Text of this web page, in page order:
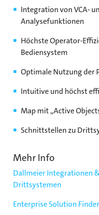
Integration von VCA-
Analysefunktionen
Höchste Operator-
Bediensystem
Optimale Nutzung der
Intuitive und höchst
Map mit „Active
Schnittstellen zu
Mehr Info
Dallmeier Integrationen
Drittsystemen
Enterprise Solution Finder